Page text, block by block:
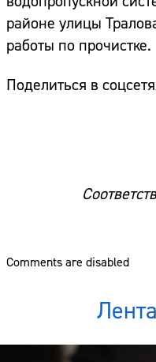
районе улицы
работы по прочистке.
Поделиться в
Comments are disabled